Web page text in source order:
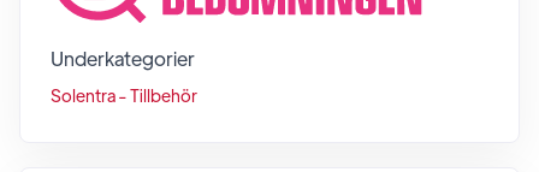
Underkategorier
Solentra - Tillbehör